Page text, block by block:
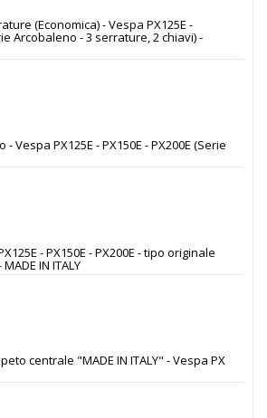
(Economica) - Vespa PX125E -
Arcobaleno - 3 serrature, 2 chiavi) -
Vespa PX125E - PX150E - PX200E (Serie
- PX150E - PX200E - tipo originale
IN ITALY
centrale "MADE IN ITALY" - Vespa PX